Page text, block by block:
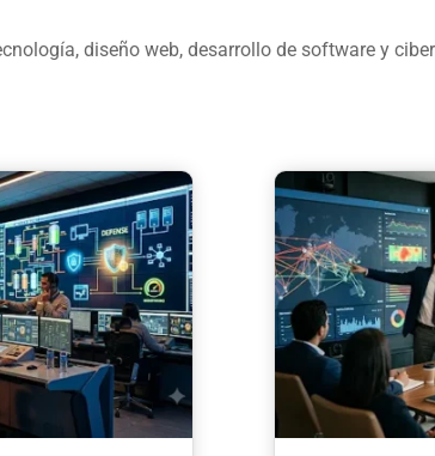
diseño web, desarrollo de software y